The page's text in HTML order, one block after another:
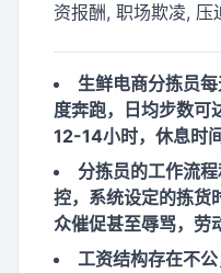
资报酬, 职场欺凌, 压
生鲜电商分拣员
度奔跑，日均步数可
12-14小时，休息时
分拣员的工作流
控，系统设定的拣货
众催促甚至辱骂，劳
工资结构存在不